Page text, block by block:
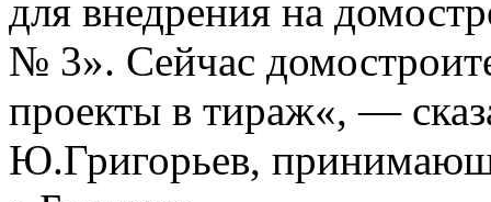
для внедрения на
№ 3». Сейчас
проекты в тираж«, —
Ю.Григорьев,